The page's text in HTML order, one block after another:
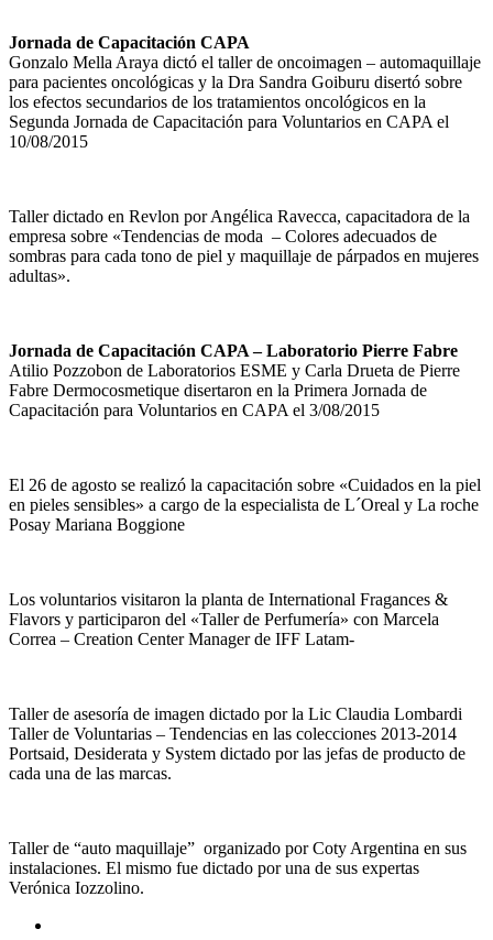
Jornada de Capacitación CAPA
Gonzalo Mella Araya dictó el taller de oncoimagen – automaquillaje
para pacientes oncológicas y la Dra Sandra Goiburu disertó sobre
los efectos secundarios de los tratamientos oncológicos en la
Segunda Jornada de Capacitación para Voluntarios en CAPA el
10/08/2015
Taller dictado en Revlon por Angélica Ravecca, capacitadora de la
empresa sobre «Tendencias de moda – Colores adecuados de
sombras para cada tono de piel y maquillaje de párpados en mujeres
adultas».
Jornada de Capacitación CAPA – Laboratorio Pierre Fabre
Atilio Pozzobon de Laboratorios ESME y Carla Drueta de Pierre
Fabre Dermocosmetique disertaron en la Primera Jornada de
Capacitación para Voluntarios en CAPA el 3/08/2015
El 26 de agosto se realizó la capacitación sobre «Cuidados en la piel
en pieles sensibles» a cargo de la especialista de L´Oreal y La roche
Posay Mariana Boggione
Los voluntarios visitaron la planta de International Fragances &
Flavors y participaron del «Taller de Perfumería» con Marcela
Correa – Creation Center Manager de IFF Latam-
Taller de asesoría de imagen dictado por la Lic Claudia Lombardi
Taller de Voluntarias – Tendencias en las colecciones 2013-2014
Portsaid, Desiderata y System dictado por las jefas de producto de
cada una de las marcas.
Taller de “auto maquillaje” organizado por Coty Argentina en sus
instalaciones. El mismo fue dictado por una de sus expertas
Verónica Iozzolino.